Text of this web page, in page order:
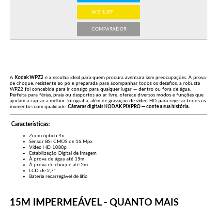
WISHLIST
COMPARADOR
A Kodak WPZ2 é a escolha ideal para quem procura aventura sem preocupações. À prova
de choque, resistente ao pó e preparada para acompanhar todos os desafios, a robusta
WPZ2 foi concebida para ir consigo para qualquer lugar — dentro ou fora de água.
Perfeita para férias, praia ou desportos ao ar livre, oferece diversos modos e funções que
ajudam a captar a melhor fotografia, além de gravação de vídeo HD para registar todos os
momentos com qualidade. Câmaras digitais KODAK PIXPRO — conte a sua história.
Características:
Zoom óptico 4x
Sensor BSI CMOS de 16 Mpx
Vídeo HD 1080p
Estabilização Digital de Imagem
À prova de água até 15m
À prova de choque até 2m
LCD de 2,7"
Bateria recarregável de lítio
15M IMPERMEÁVEL - QUANTO MAIS